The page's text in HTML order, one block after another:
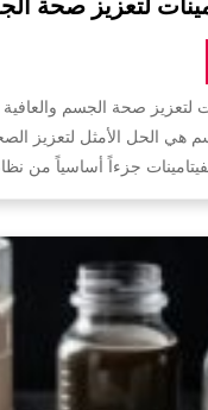
لتعزيز صحة
لتعزيز صحة الجسم
هي الحل الأمثل لتعزيز
جزءاً أساسياً من